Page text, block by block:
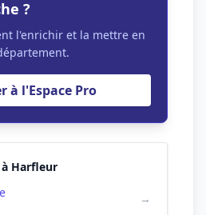
?
l'enrichir et la mettre en
à l'Espace Pro
Harfleur
→